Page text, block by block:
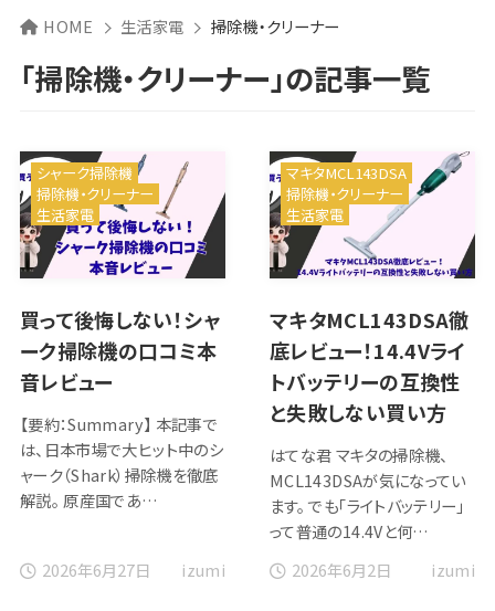
HOME 生活家電 掃除機・クリーナー
「掃除機・クリーナー」の記事一覧
買って後悔しない！シャ
ーク掃除機の口コミ本
音レビュー
【要約：Summary】 本記事で
は、日本市場で大ヒット中のシ
ャーク（Shark）掃除機を徹底
解説。 原産国であ…
2026年6月27日
シャーク掃除機
掃除機・クリーナー
生活家電
izumi
マキタMCL143DSA徹
底レビュー！14.4Vライ
トバッテリーの互換性
と失敗しない買い方
はてな君 マキタの掃除機、
MCL143DSAが気になってい
ます。 でも「ライトバッテリー」
って普通の14.4Vと何…
2026年6月2日
マキタMCL143DSA
掃除機・クリーナー
生活家電
izumi